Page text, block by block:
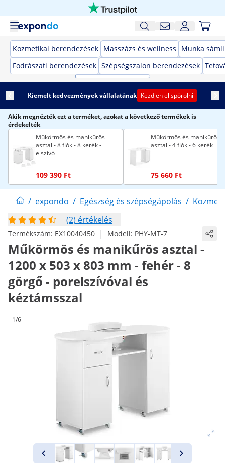
Kozmetikai berendezések Masszázs és wellness
Munka
Fodrászati berendezések Szépségszalon berendezések
Kiemelt kedvezmények vállalatának Kezdjen el spórolni
Akik megnézték ezt a terméket, azokat a következő termékek is
érdekelték
Műkörmös és manikűrös
asztal - 8 fiók - 8 kerék -
elszívó
109 390 Ft
Műkörmös és manikűrös
asztal - 4 fiók - 6 kerék
75 660 Ft
/ expondo / Egészség és szépségápolás /
(2) értékelés
Termékszám: EX10040450 | Modell: PHY-MT-7
Műkörmös és manikűrös asztal -
1200 x 503 x 803 mm - fehér - 8
görgő - porelszívóval és
kéztámsszal
1/6